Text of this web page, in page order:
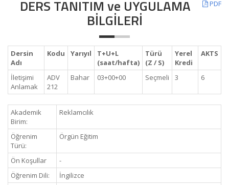
PDF
DERS TANITIM ve UYGULAMA
BİLGİLERİ
Dersin
Adı
Kodu Yarıyıl
T+U+L
(saat/hafta)
Türü
(Z / S)
Yerel
Kredi
AKTS
İletişimi
Anlamak
ADV
212
Bahar 03+00+00 Seçmeli 3 6
Akademik
Birim:
Reklamcılık
Öğrenim
Türü:
Örgün Eğitim
Ön Koşullar
-
Öğrenim Dili:
İngilizce